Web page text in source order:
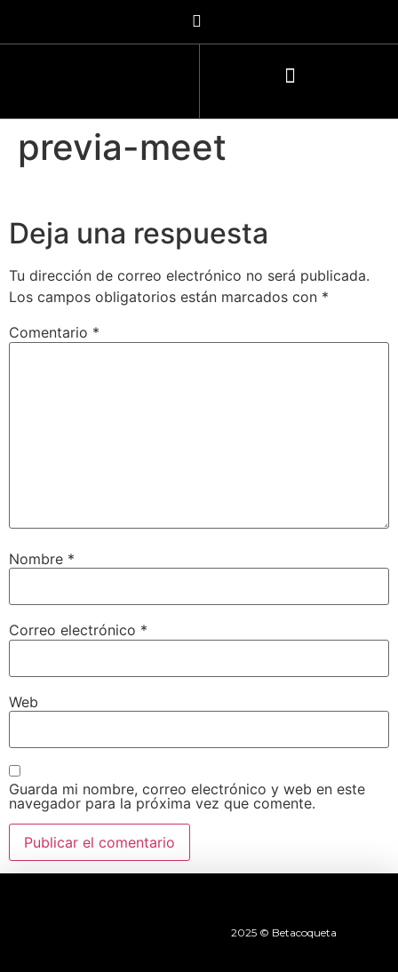
previa-meet
Deja una respuesta
Tu dirección de correo electrónico no será publicada.
Los campos obligatorios están marcados con *
Comentario *
Nombre *
Correo electrónico *
Web
Guarda mi nombre, correo electrónico y web en este
navegador para la próxima vez que comente.
2025 © Betacoqueta